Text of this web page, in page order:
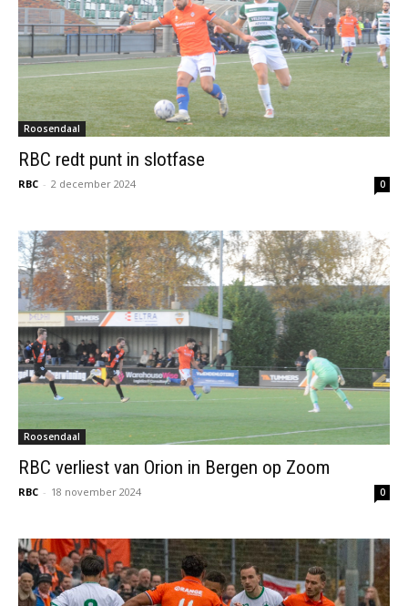
Roosendaal
RBC redt punt in slotfase
RBC - 2 december 2024 0
Roosendaal
RBC verliest van Orion in Bergen op Zoom
RBC - 18 november 2024 0